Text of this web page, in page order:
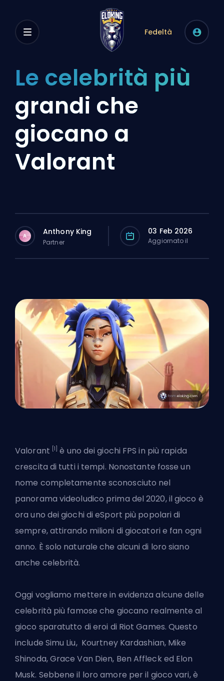
Fedeltà
Le celebrità più
grandi che
giocano a
Valorant
A Anthony King
Partner
03 Feb 2026
Aggiornato il
Valorant [1] è uno dei giochi FPS in più rapida
crescita di tutti i tempi. Nonostante fosse un
nome completamente sconosciuto nel
panorama videoludico prima del 2020, il gioco è
ora uno dei giochi di eSport più popolari di
sempre, attirando milioni di giocatori e fan ogni
anno. È solo naturale che alcuni di loro siano
anche celebrità.
Oggi vogliamo mettere in evidenza alcune delle
celebrità più famose che giocano realmente al
gioco sparatutto di eroi di Riot Games. Questo
include Simu Liu, Kourtney Kardashian, Mike
Shinoda, Grace Van Dien, Ben Affleck ed Elon
Musk. Sebbene il loro amore per il gioco vari, è